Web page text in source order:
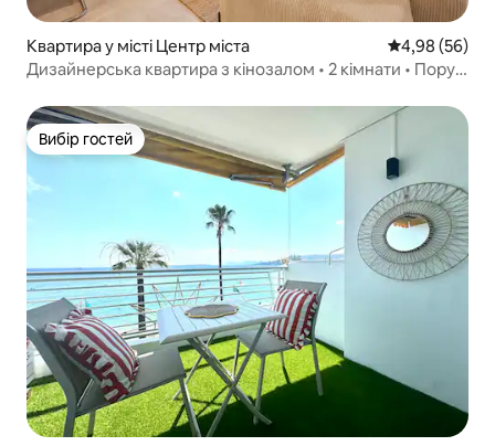
Квартира у місті Центр міста Середня
4,98 (56)
Дизайнерська квартира з кінозалом • 2 кімнати • Поруч
Вибір гостей
Вибір гостей